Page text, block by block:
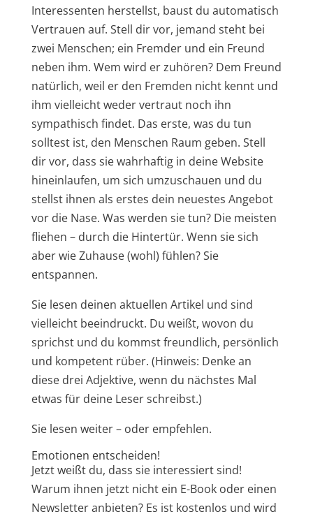
Interessenten herstellst, baust du automatisch
Vertrauen auf. Stell dir vor, jemand steht bei
zwei Menschen; ein Fremder und ein Freund
neben ihm. Wem wird er zuhören? Dem Freund
natürlich, weil er den Fremden nicht kennt und
ihm vielleicht weder vertraut noch ihn
sympathisch findet. Das erste, was du tun
solltest ist, den Menschen Raum geben. Stell
dir vor, dass sie wahrhaftig in deine Website
hineinlaufen, um sich umzuschauen und du
stellst ihnen als erstes dein neuestes Angebot
vor die Nase. Was werden sie tun? Die meisten
fliehen – durch die Hintertür. Wenn sie sich
aber wie Zuhause (wohl) fühlen? Sie
entspannen.
Sie lesen deinen aktuellen Artikel und sind
vielleicht beeindruckt. Du weißt, wovon du
sprichst und du kommst freundlich, persönlich
und kompetent rüber. (Hinweis: Denke an
diese drei Adjektive, wenn du nächstes Mal
etwas für deine Leser schreibst.)
Sie lesen weiter – oder empfehlen.
Emotionen entscheiden!
Jetzt weißt du, dass sie interessiert sind!
Warum ihnen jetzt nicht ein E-Book oder einen
Newsletter anbieten? Es ist kostenlos und wird